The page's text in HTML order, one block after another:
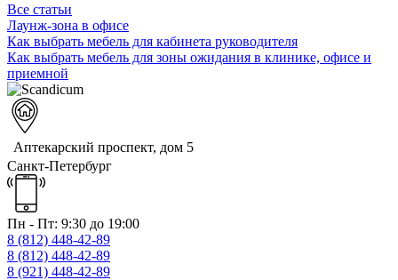
Все статьи
Лаунж-зона в офисе
Как выбрать мебель для кабинета руководителя
Как выбрать мебель для зоны ожидания в клинике, офисе и
приемной
Аптекарский проспект, дом 5
Санкт-Петербург
Пн - Пт: 9:30 до 19:00
8 (812) 448-42-89
8 (812) 448-42-89
8 (921) 448-42-89